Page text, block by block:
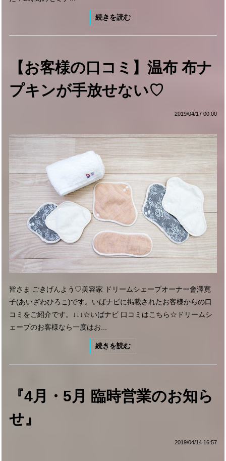
続きを読む
【お客様の口コミ】温布 布ナ
プキンが手放せない♡
2019/04/17 00:00
皆さま ごきげんよう♡美容家 ドリームシェープオーナー會澤寛
子(あいざわひろこ)です。いばナビに掲載されたお客様からの口
コミをご紹介です。↓↓↓☆いばナビ 口コミはこちら☆ドリームシ
ェープのお客様なら一度はお...
続きを読む
『4月・5月 臨時営業のお知ら
せ』
2019/04/14 16:57